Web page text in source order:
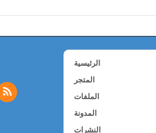
الرئيسية
المتجر
الملفات
المدونة
النشرات